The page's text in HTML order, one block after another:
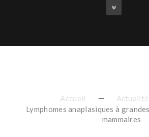
Accueil
Lymphomes anaplasiques à
mammaires